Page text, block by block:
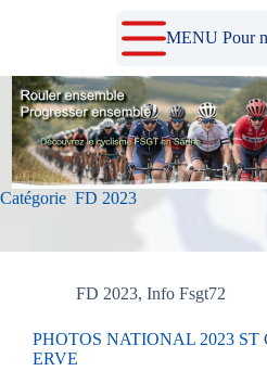
MENU Pour
Catégorie FD 2023
FD 2023, Info Fsgt72
PHOTOS NATIONAL 2023 ST
ERVE